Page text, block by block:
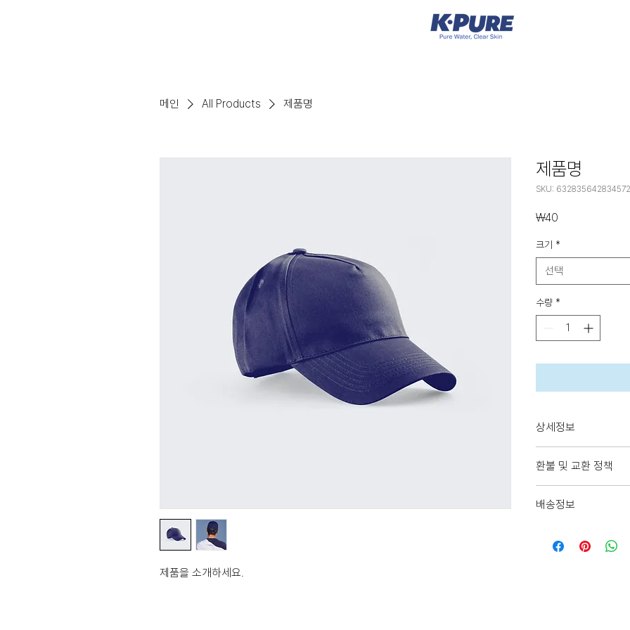
메인 All Products 제품명
제품을 소개하세요.
제품명
SKU: 632835642834572
₩40
크기 *
선택
수량 *
상세정보
친절하고 상세한 설명은
떤 부분이 소비자들에게
주세요.
환불 및 교환 정책
제공하세요.
배송정보
소비자들에게 내 제품